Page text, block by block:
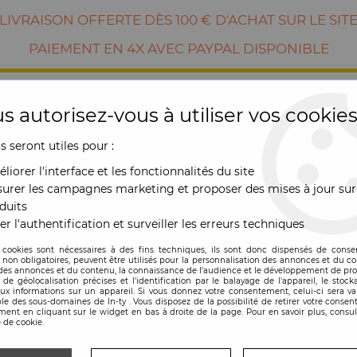
LIVRAISON OFFERTE DÈS 100 € D'ACHAT SUR LE SITE
PAIEMENT EN 4X AVEC PAYPAL DISPONIBLE
- Karman
autorisez-vous à utiliser vos
seront utiles pour :
l'interface et les fonctionnalités du site
les campagnes marketing et proposer des mises à jour
l'authentification et surveiller les erreurs techniques
cookies sont nécessaires à des fins techniques, ils sont donc dispensés de
non obligatoires, peuvent être utilisés pour la personnalisation des annonces et du
annonces et du contenu, la connaissance de l'audience et le développement de
de géolocalisation précises et l'identification par le balayage de l'appareil, le
informations sur un appareil. Si vous donnez votre consentement, celui-ci sera
des sous-domaines de In-ty . Vous disposez de la possibilité de retirer votre
en cliquant sur le widget en bas à droite de la page. Pour en savoir plus,
cookie.